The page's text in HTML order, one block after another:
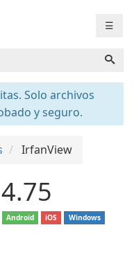
☰
Solo archivos
y seguro.
IrfanView
Android iOS
Windows